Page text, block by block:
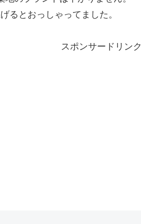
るとおっしゃってました。
スポンサードリンク